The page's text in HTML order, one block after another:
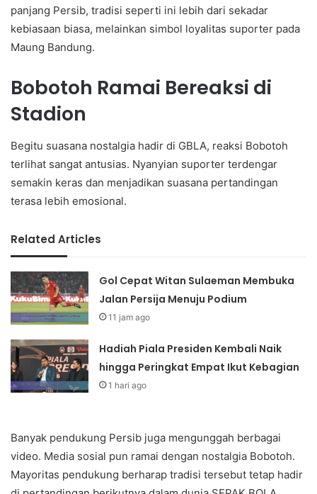
panjang Persib, tradisi seperti ini lebih dari sekadar
kebiasaan biasa, melainkan simbol loyalitas suporter pada
Maung Bandung.
Bobotoh Ramai Bereaksi di
Stadion
Begitu suasana nostalgia hadir di GBLA, reaksi Bobotoh
terlihat sangat antusias. Nyanyian suporter terdengar
semakin keras dan menjadikan suasana pertandingan
terasa lebih emosional.
Related Articles
Gol Cepat Witan Sulaeman Membuka
Jalan Persija Menuju Podium
11 jam ago
Hadiah Piala Presiden Kembali Naik
hingga Peringkat Empat Ikut Kebagian
1 hari ago
Banyak pendukung Persib juga mengunggah berbagai
video. Media sosial pun ramai dengan nostalgia Bobotoh.
Mayoritas pendukung berharap tradisi tersebut tetap hadir